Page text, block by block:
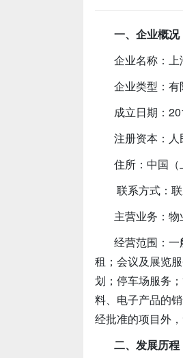
一、企业概况
企业名称：
企业类型：有
成立日期：
注册资本：
住所：中国
联系方式：
主营业务：物
经营范围：
租；会议及展览
划；停车场服务
料、电子产品的
经批准的项目外
二、发展历程